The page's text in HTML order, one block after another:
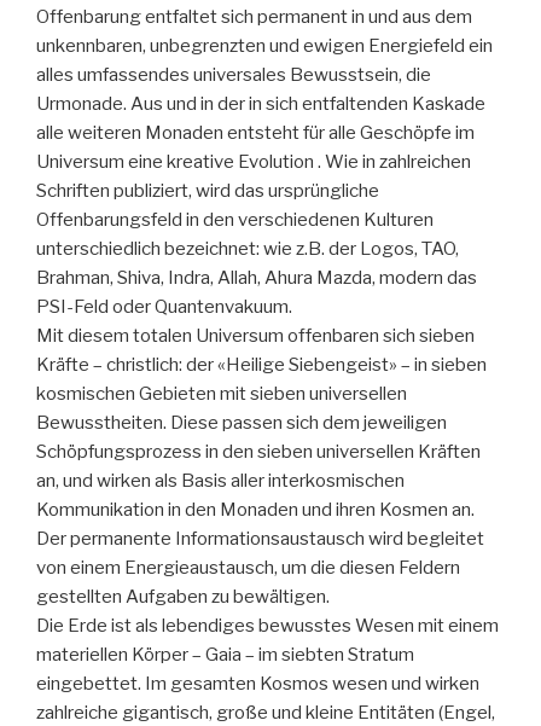
Offenbarung entfaltet sich permanent in und aus dem
unkennbaren, unbegrenzten und ewigen Energiefeld ein
alles umfassendes universales Bewusstsein, die
Urmonade. Aus und in der in sich entfaltenden Kaskade
alle weiteren Monaden entsteht für alle Geschöpfe im
Universum eine kreative Evolution . Wie in zahlreichen
Schriften publiziert, wird das ursprüngliche
Offenbarungsfeld in den verschiedenen Kulturen
unterschiedlich bezeichnet: wie z.B. der Logos, TAO,
Brahman, Shiva, Indra, Allah, Ahura Mazda, modern das
PSI-Feld oder Quantenvakuum.
Mit diesem totalen Universum offenbaren sich sieben
Kräfte – christlich: der «Heilige Siebengeist» – in sieben
kosmischen Gebieten mit sieben universellen
Bewusstheiten. Diese passen sich dem jeweiligen
Schöpfungsprozess in den sieben universellen Kräften
an, und wirken als Basis aller interkosmischen
Kommunikation in den Monaden und ihren Kosmen an.
Der permanente Informationsaustausch wird begleitet
von einem Energieaustausch, um die diesen Feldern
gestellten Aufgaben zu bewältigen.
Die Erde ist als lebendiges bewusstes Wesen mit einem
materiellen Körper – Gaia – im siebten Stratum
eingebettet. Im gesamten Kosmos wesen und wirken
zahlreiche gigantisch, große und kleine Entitäten (Engel,